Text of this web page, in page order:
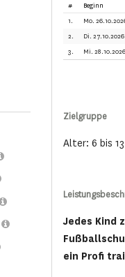
# Beginn
1.
Mo.
2.
Di.
3.
Mi.
Zielgruppe
Alter: 6 bis
Jedes Kind
ein Profi